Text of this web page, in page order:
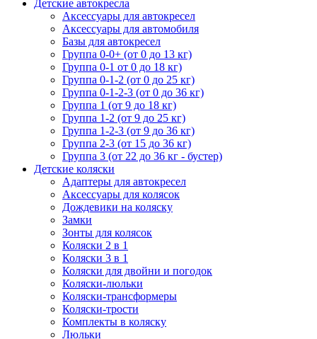
Детские автокресла
Аксессуары для автокресел
Аксессуары для автомобиля
Базы для автокресел
Группа 0-0+ (от 0 до 13 кг)
Группа 0-1 от 0 до 18 кг)
Группа 0-1-2 (от 0 до 25 кг)
Группа 0-1-2-3 (от 0 до 36 кг)
Группа 1 (от 9 до 18 кг)
Группа 1-2 (от 9 до 25 кг)
Группа 1-2-3 (от 9 до 36 кг)
Группа 2-3 (от 15 до 36 кг)
Группа 3 (от 22 до 36 кг - бустер)
Детские коляски
Адаптеры для автокресел
Аксессуары для колясок
Дождевики на коляску
Замки
Зонты для колясок
Коляски 2 в 1
Коляски 3 в 1
Коляски для двойни и погодок
Коляски-люльки
Коляски-трансформеры
Коляски-трости
Комплекты в коляску
Люльки